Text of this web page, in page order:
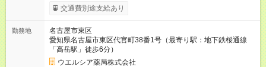
☆日祝手当/時給+100円 ※高校卒業以上 昇格に応じて＋20～200
円昇給あり （大学生は＋20円まで） ※高校生は対象外 試用期間
用期間】試用期間あり 試用期間の長さ：3ヶ月 雇用形態、給与
は本採用時と同じです。
交通費別途支給あり
勤務地
名古屋市東区
愛知県名古屋市東区代官町38番1号（最寄り駅：地下鉄桜通線
「高岳駅」徒歩6分）
ウエルシア薬局株式会社